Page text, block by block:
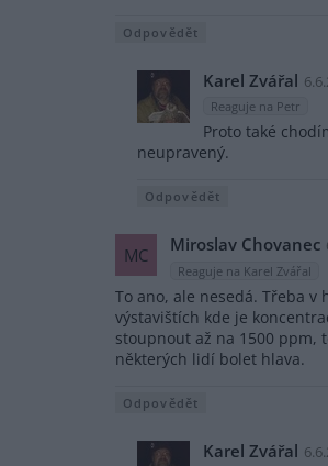
Odpovědět
Karel Zvářal
Reaguje na Petr
Proto také
neupravený.
Odpovědět
MC Miroslav Chovanec
Reaguje na Karel Zvářal
To ano, ale nesedá. Třeba v
výstavištích kde je
stoupnout až na 1500 ppm,
některých lidí bolet hlava.
Odpovědět
Karel Zvářal